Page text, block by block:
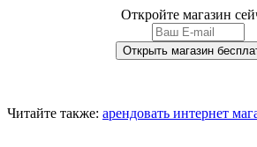
Откройте магазин
Читайте также: арендовать интернет